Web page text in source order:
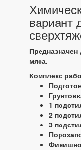
вариант
мяса.
Комплекс
1
2
3